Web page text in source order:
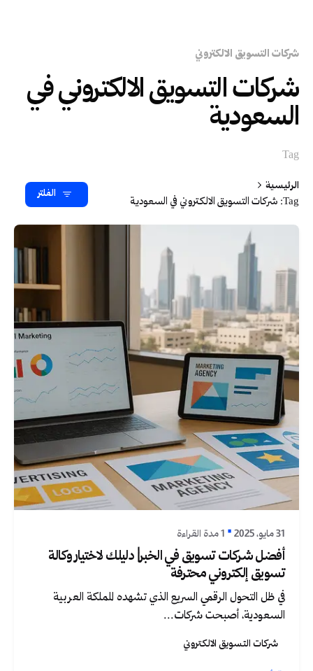
شركات التسويق الالكتروني
شركات التسويق الالكتروني في
السعودية
Tag
الرئيسية
Tag: شركات التسويق الالكتروني في السعودية
الفلتر
نُشر بواسطة
Graphica Ltd
31 مايو، 2025 1 مدة القراءة
أفضل شركات تسويق في الخبر| دليلك لاختيار وكالة
تسويق إلكتروني محترفة
في ظل التحول الرقمي السريع الذي تشهده المملكة العربية
السعودية، أصبحت شركات...
شركات التسويق الالكتروني